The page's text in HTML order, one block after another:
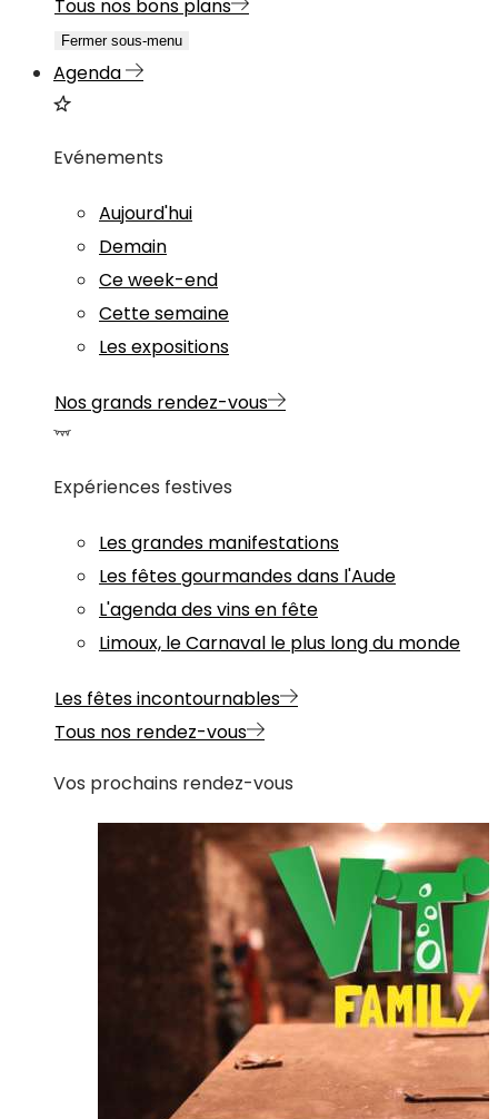
Tous nos bons plans
Fermer sous-menu
Agenda
Evénements
Aujourd'hui
Demain
Ce week-end
Cette semaine
Les expositions
Nos grands rendez-vous
Expériences festives
Les grandes manifestations
Les fêtes gourmandes dans l'Aude
L'agenda des vins en fête
Limoux, le Carnaval le plus long du monde
Les fêtes incontournables
Tous nos rendez-vous
Vos prochains rendez-vous